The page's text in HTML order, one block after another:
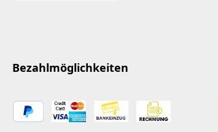
Bezahlmöglichkeiten